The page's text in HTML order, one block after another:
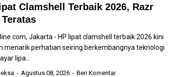
Clamshell Terbaik 2026, Razr
Jakarta - HP lipat clamshell terbaik 2026 kini
menarik perhatian seiring berkembangnya teknologi
lipa...
Agustus 08, 2026 Beri Komentar